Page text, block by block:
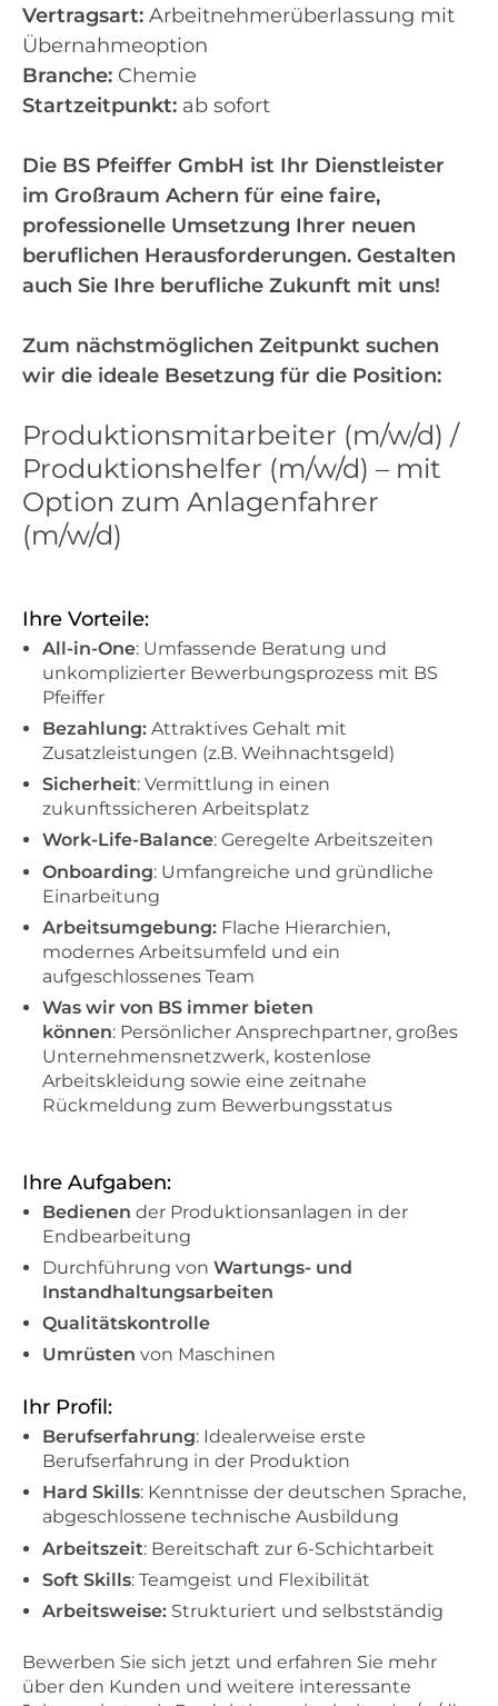
Vertragsart: Arbeitnehmerüberlassung mit
Übernahmeoption
Branche: Chemie
Startzeitpunkt: ab sofort
Die BS Pfeiffer GmbH ist Ihr Dienstleister
im Großraum Achern für eine faire,
professionelle Umsetzung Ihrer neuen
beruflichen Herausforderungen. Gestalten
auch Sie Ihre berufliche Zukunft mit uns!
Zum nächstmöglichen Zeitpunkt suchen
wir die ideale Besetzung für die Position:
Produktionsmitarbeiter (m/w/d) /
Produktionshelfer (m/w/d) – mit
Option zum Anlagenfahrer
(m/w/d)
Ihre Vorteile:
All-in-One: Umfassende Beratung und
unkomplizierter Bewerbungsprozess mit BS
Pfeiffer
Bezahlung: Attraktives Gehalt mit
Zusatzleistungen (z.B. Weihnachtsgeld)
Sicherheit: Vermittlung in einen
zukunftssicheren Arbeitsplatz
Work-Life-Balance: Geregelte Arbeitszeiten
Onboarding: Umfangreiche und gründliche
Einarbeitung
Arbeitsumgebung: Flache Hierarchien,
modernes Arbeitsumfeld und ein
aufgeschlossenes Team
Was wir von BS immer bieten
können: Persönlicher Ansprechpartner, großes
Unternehmensnetzwerk, kostenlose
Arbeitskleidung sowie eine zeitnahe
Rückmeldung zum Bewerbungsstatus
Ihre Aufgaben:
Bedienen der Produktionsanlagen in der
Endbearbeitung
Durchführung von Wartungs- und
Instandhaltungsarbeiten
Qualitätskontrolle
Umrüsten von Maschinen
Ihr Profil:
Berufserfahrung: Idealerweise erste
Berufserfahrung in der Produktion
Hard Skills: Kenntnisse der deutschen Sprache,
abgeschlossene technische Ausbildung
Arbeitszeit: Bereitschaft zur 6-Schichtarbeit
Soft Skills: Teamgeist und Flexibilität
Arbeitsweise: Strukturiert und selbstständig
Bewerben Sie sich jetzt und erfahren Sie mehr
über den Kunden und weitere interessante